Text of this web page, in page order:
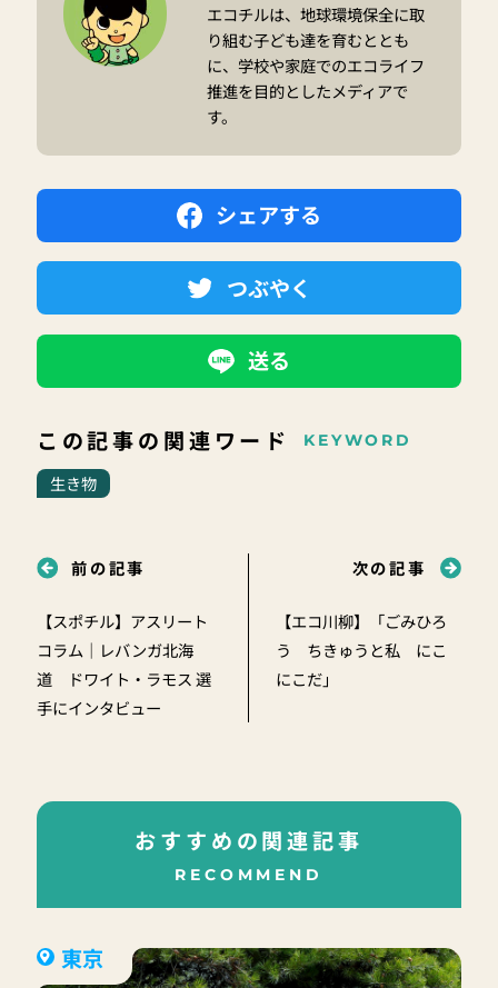
エコチルは、地球環境保全に取
り組む子ども達を育むととも
に、学校や家庭でのエコライフ
推進を目的としたメディアで
す。
シェアする
つぶやく
送る
この記事の関連ワード KEYWORD
生き物
前の記事
【スポチル】アスリート
コラム｜レバンガ北海
道 ドワイト・ラモス 選
手にインタビュー
次の記事
【エコ川柳】「ごみひろ
う ちきゅうと私 にこ
にこだ」
おすすめの関連記事
RECOMMEND
東京